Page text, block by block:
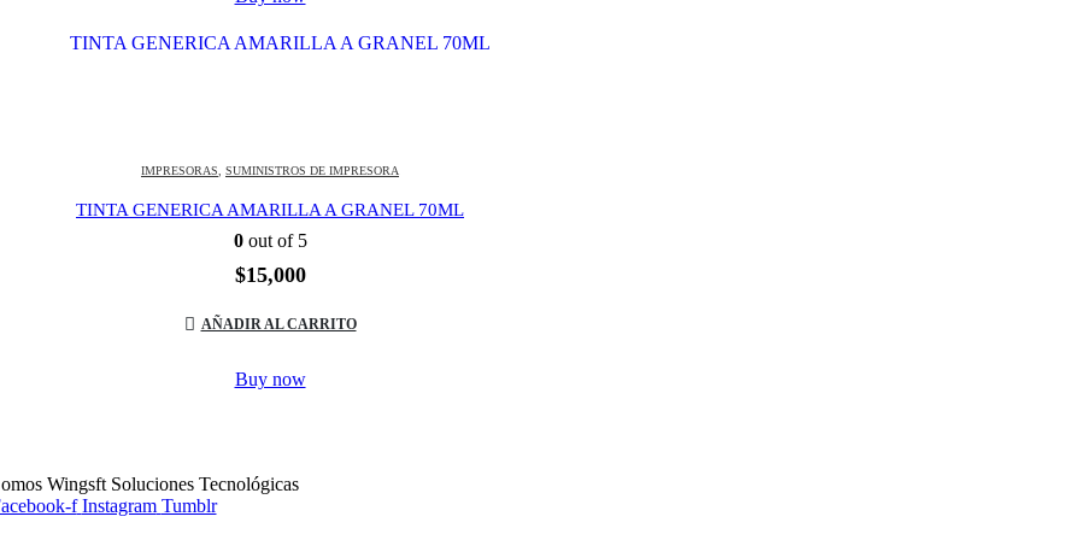
IMPRESORAS SUMINISTROS DE IMPRESORA
TINTA GENERICA AMARILLA A GRANEL 70ML
0out of 5
$15,000
AÑADIR AL CARRITO
Buy now
Wingsft Soluciones Tecnológicas
f Instagram Tumblr